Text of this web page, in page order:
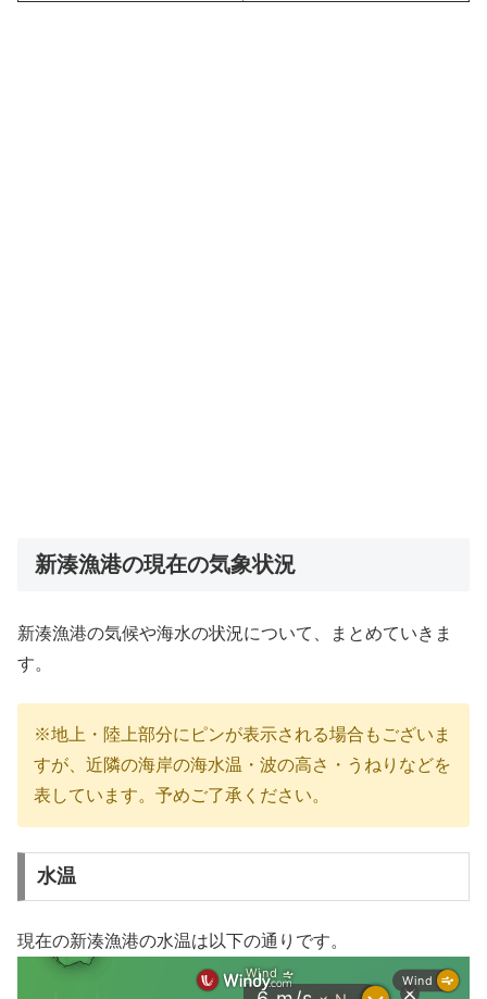
新湊漁港の現在の気象状況
新湊漁港の気候や海水の状況について、まとめていきま
す。
※地上・陸上部分にピンが表示される場合もございま
すが、近隣の海岸の海水温・波の高さ・うねりなどを
表しています。予めご了承ください。
水温
現在の新湊漁港の水温は以下の通りです。